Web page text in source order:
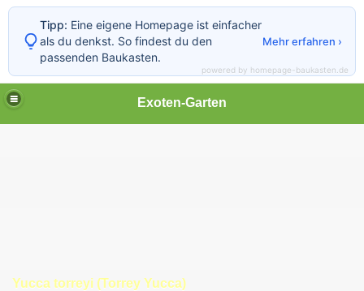
Exoten-Garten
Yucca torreyi (Torrey Yucca)
Tipp: Eine eigene Homepage ist einfacher
als du denkst. So findest du den
passenden Baukasten.
Mehr erfahren ›
powered by homepage-baukasten.de